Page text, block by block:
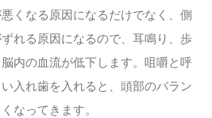
くなる原因になるだけでなく、側
れる原因になるので、耳鳴り、歩
内の血流が低下します。咀嚼と呼
入れ歯を入れると、頭部のバラン
なってきます。